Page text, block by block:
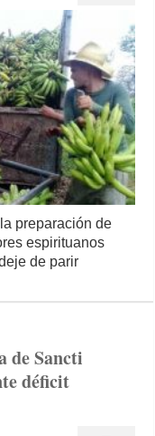
preparación de
espirituanos
de parir
de Sancti
déficit